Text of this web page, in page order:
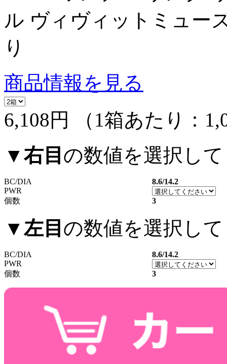
ル ヴィヴィットミュー
り
商品情報を見る
6,108円
（1箱あたり：
▼右目 の数値を選択し
BC/DIA
8.6/14.2
PWR
個数
3
▼左目 の数値を選択し
BC/DIA
8.6/14.2
PWR
個数
3